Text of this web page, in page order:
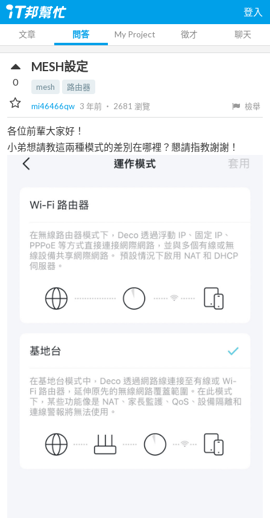
登入
文章 問答 My Project 徵才 聊天
MESH設定
mesh
路由器
mi46466qw 3 年前 ‧ 2681 瀏覽 檢舉
0
各位前輩大家好！
小弟想請教這兩種模式的差別在哪裡？懇請指教謝謝！